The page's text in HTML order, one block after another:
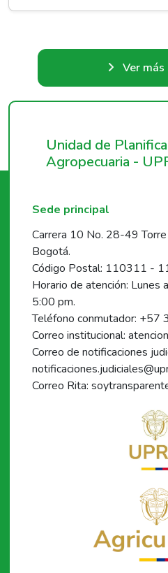
Ver
Unidad de
Agropecuaria -
Sede principal
Carrera 10 No. 28-49
Bogotá.
Código Postal: 110311 -
Horario de atención: Lunes
5:00 pm.
Teléfono conmutador:
Correo institucional:
Correo de notificaciones
Correo Rita: